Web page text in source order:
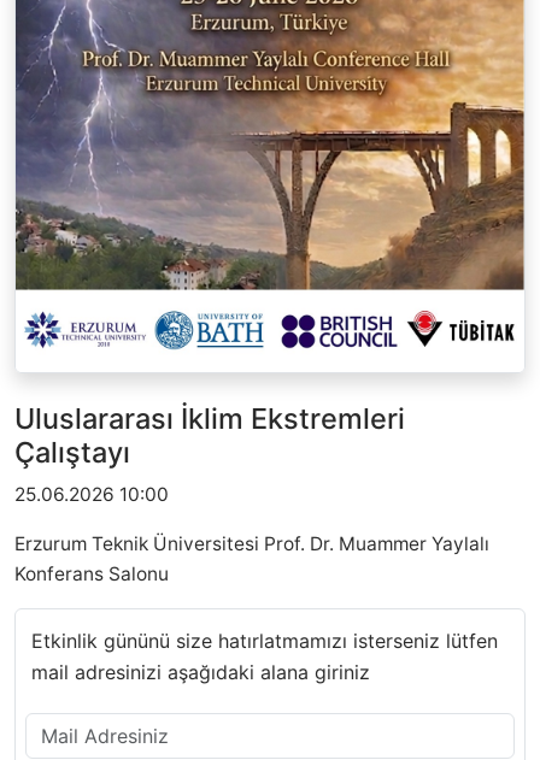
Uluslararası İklim Ekstremleri
Çalıştayı
25.06.2026 10:00
Erzurum Teknik Üniversitesi Prof. Dr. Muammer Yaylalı
Konferans Salonu
Etkinlik gününü size hatırlatmamızı isterseniz lütfen
mail adresinizi aşağıdaki alana giriniz